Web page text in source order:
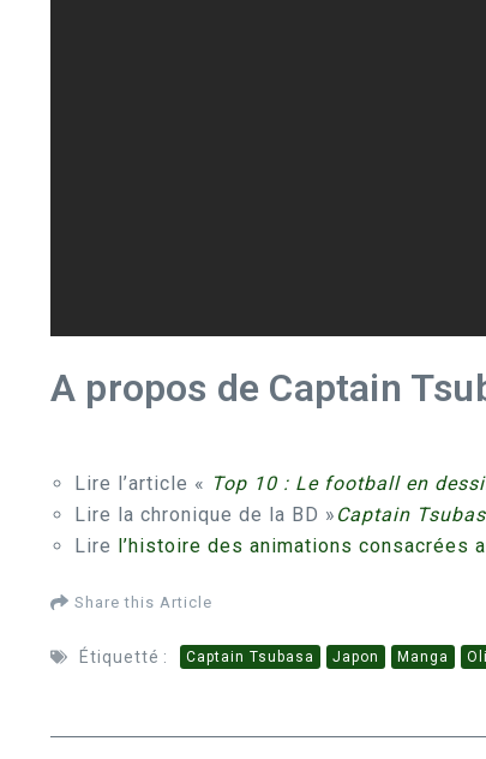
A propos de Captain
Lire l’article « Top 10 : Le football en
Lire la chronique de la BD » Captain
Lire l’histoire des animations consacrées
Share this Article
Étiquetté : Captain Tsubasa Japon Manga